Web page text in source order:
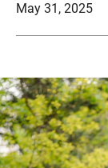
May 31, 2025